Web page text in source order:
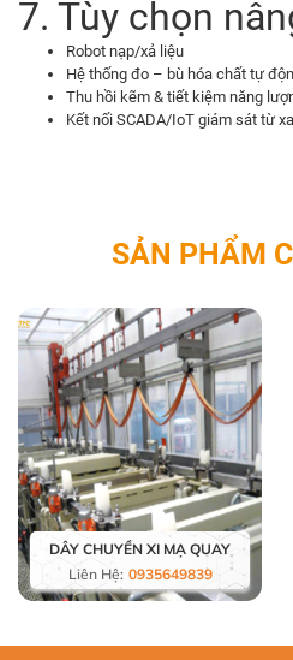
7. Tùy chọn
Robot nạp/xả liệu
Hệ thống đo – bù hóa chất tự
Thu hồi kẽm & tiết kiệm năng
Kết nối SCADA/IoT giám sát từ xa
SẢN PHẨM
DÂY CHUYỀN XI MẠ QUAY
Liên Hệ: 0935649839